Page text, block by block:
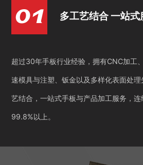
多工艺结合 一站式
超过30年手板行业经验，拥有CNC加工
速模具与注塑、钣金以及多样化表面处
艺结合，一站式手板与产品加工服务，
99.8%以上。